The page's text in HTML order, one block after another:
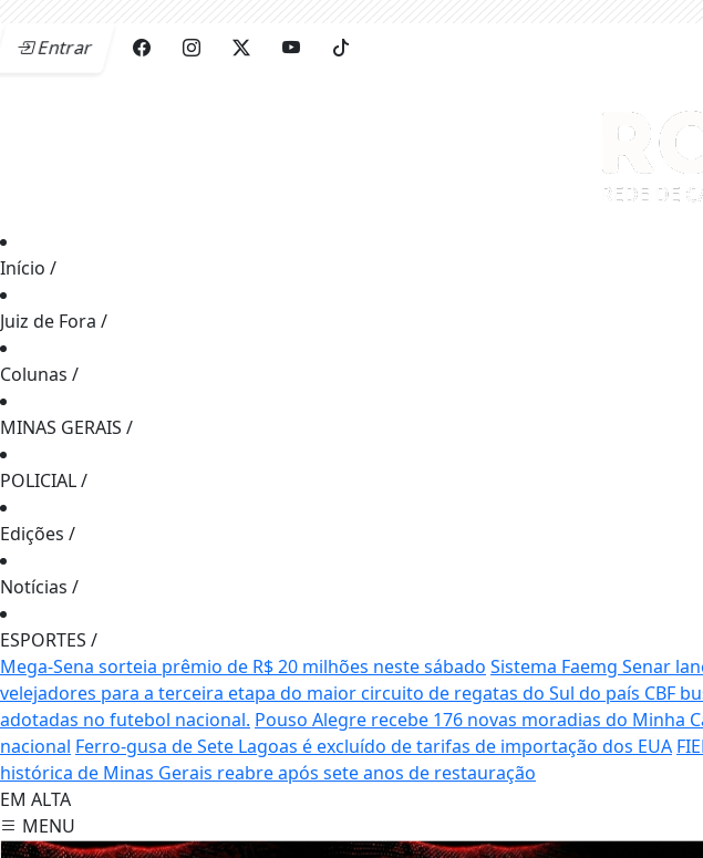
Entrar
Início /
Juiz de Fora /
Colunas /
MINAS GERAIS /
POLICIAL/
Edições /
Notícias /
ESPORTES /
Mega-Sena sorteia prêmio de R$ 20 milhões neste sábado Sistema Faemg Senar
velejadores para a terceira etapa do maior circuito de regatas do Sul do país CBF
adotadas no futebol nacional. Pouso Alegre recebe 176 novas moradias do Minha
nacional Ferro-gusa de Sete Lagoas é excluído de tarifas de importação dos EUA
histórica de Minas Gerais reabre após sete anos de restauração
EM ALTA
MENU